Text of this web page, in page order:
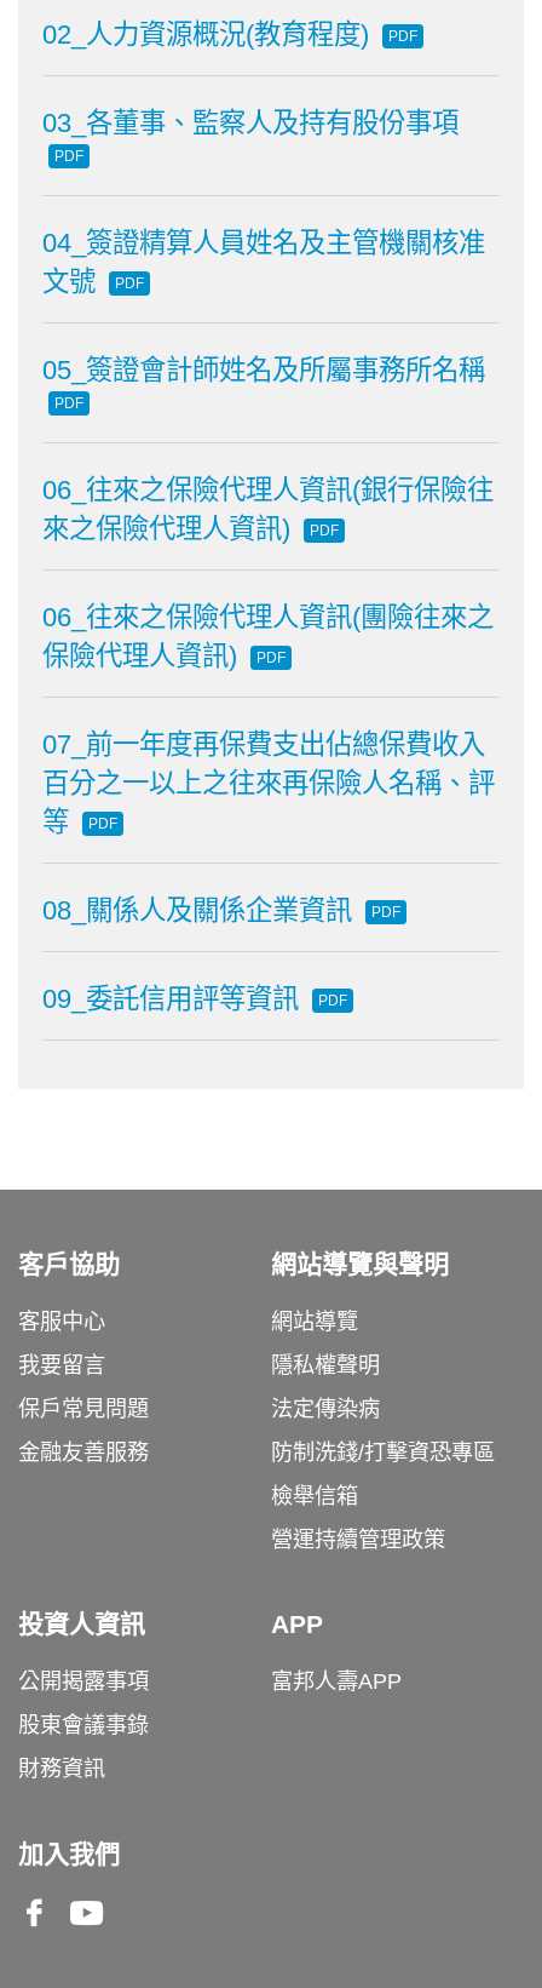
02_人力資源概況(教育程度) PDF
03_各董事、監察人及持有股份事項
PDF
04_簽證精算人員姓名及主管機關核准
文號
PDF
05_簽證會計師姓名及所屬事務所名稱
PDF
06_往來之保險代理人資訊(銀行保險往
來之保險代理人資訊)
PDF
06_往來之保險代理人資訊(團險往來之
保險代理人資訊)
PDF
07_前一年度再保費支出佔總保費收入
百分之一以上之往來再保險人名稱、評
等
PDF
08_關係人及關係企業資訊 PDF
09_委託信用評等資訊 PDF
客戶協助
客服中心
我要留言
保戶常見問題
金融友善服務
網站導覽與聲明
網站導覽
隱私權聲明
法定傳染病
防制洗錢/打擊資恐專區
檢舉信箱
營運持續管理政策
投資人資訊
公開揭露事項
股東會議事錄
財務資訊
APP
富邦人壽APP
加入我們